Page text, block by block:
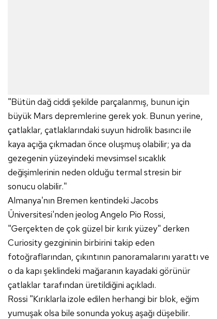
"Bütün dağ ciddi şekilde parçalanmış, bunun için
büyük Mars depremlerine gerek yok. Bunun yerine,
çatlaklar, çatlaklarındaki suyun hidrolik basıncı ile
kaya açığa çıkmadan önce oluşmuş olabilir; ya da
gezegenin yüzeyindeki mevsimsel sıcaklık
değişimlerinin neden olduğu termal stresin bir
sonucu olabilir."
Almanya'nın Bremen kentindeki Jacobs
Üniversitesi'nden jeolog Angelo Pio Rossi,
"Gerçekten de çok güzel bir kırık yüzey" derken
Curiosity gezgininin birbirini takip eden
fotoğraflarından, çıkıntının panoramalarını yarattı ve
o da kapı şeklindeki mağaranın kayadaki görünür
çatlaklar tarafından üretildiğini açıkladı.
Rossi "Kırıklarla izole edilen herhangi bir blok, eğim
yumuşak olsa bile sonunda yokuş aşağı düşebilir.